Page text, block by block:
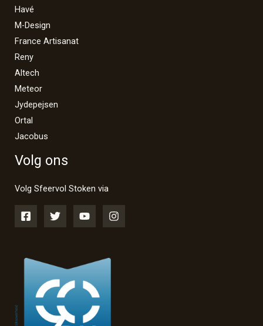
Havé
M-Design
France Artisanat
Reny
Altech
Meteor
Jydepejsen
Ortal
Jacobus
Volg ons
Volg Sfeervol Stoken via